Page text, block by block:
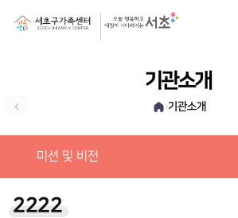
기관소개
›기관소개
미션 및 비전
2222